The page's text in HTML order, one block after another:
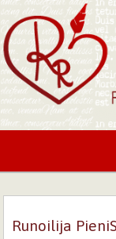
Runoilija